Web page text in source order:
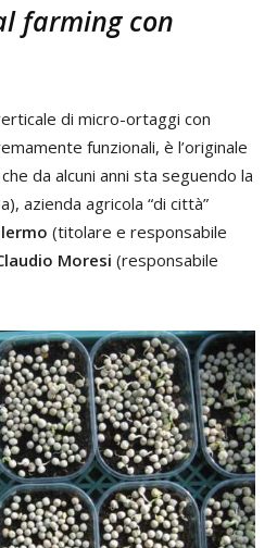
farming con
di micro-ortaggi con
funzionali, è l’originale
da alcuni anni sta seguendo la
azienda agricola “di città”
(titolare e responsabile
Moresi (responsabile